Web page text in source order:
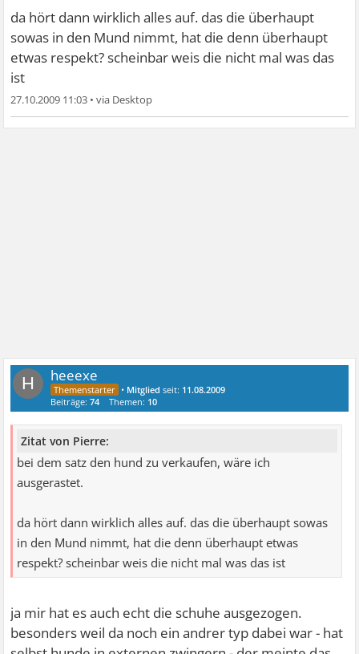
da hört dann wirklich alles auf. das die überhaupt
sowas in den Mund nimmt, hat die denn überhaupt
etwas respekt? scheinbar weis die nicht mal was das
ist
27.10.2009 11:03 •
H heeexe
• Mitglied seit: 11.08.2009
Beiträge:74 Themen: 10
Zitat von Pierre:
bei dem satz den hund zu verkaufen, wäre ich
ausgerastet.
da hört dann wirklich alles auf. das die überhaupt sowas
in den Mund nimmt, hat die denn überhaupt etwas
respekt? scheinbar weis die nicht mal was das ist
ja mir hat es auch echt die schuhe ausgezogen.
besonders weil da noch ein andrer typ dabei war - hat